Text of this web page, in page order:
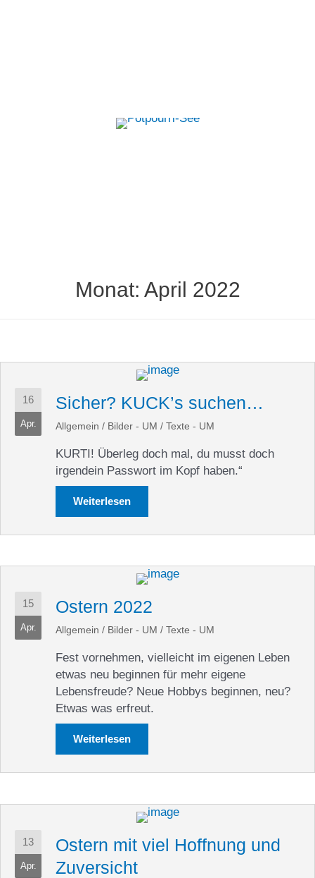
Monat: April 2022
16
Apr.
Sicher? KUCK’s suchen…
Allgemein / Bilder - UM / Texte - UM
KURTI! Überleg doch mal, du musst doch
irgendein Passwort im Kopf haben.“
Weiterlesen
15
Apr.
Ostern 2022
Allgemein / Bilder - UM / Texte - UM
Fest vornehmen, vielleicht im eigenen Leben
etwas neu beginnen für mehr eigene
Lebensfreude? Neue Hobbys beginnen, neu?
Etwas was erfreut.
Weiterlesen
13
Apr.
Ostern mit viel Hoffnung und
Zuversicht